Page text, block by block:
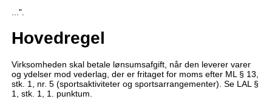
...".
Hovedregel
Virksomheden skal betale lønsumsafgift, når den leverer varer
og ydelser mod vederlag, der er fritaget for moms efter ML § 13,
stk. 1, nr. 5 (sportsaktiviteter og sportsarrangementer). Se LAL §
1, stk. 1, 1. punktum.